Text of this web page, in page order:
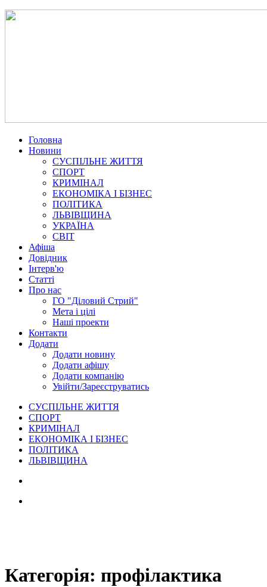
Головна
Новини
СУСПІЛЬНЕ ЖИТТЯ
СПОРТ
КРИМІНАЛ
ЕКОНОМІКА І БІЗНЕС
ПОЛІТИКА
ЛЬВІВЩИНА
УКРАЇНА
СВІТ
Афіша
Довідник
Інтерв'ю
Статті
Про нас
ГО "Діловий Стрий"
Мета і цілі
Наші проекти
Контакти
Додати
Додати новину
Додати афішу
Додати компанію
Увійти/Зареєструватись
СУСПІЛЬНЕ ЖИТТЯ
СПОРТ
КРИМІНАЛ
ЕКОНОМІКА І БІЗНЕС
ПОЛІТИКА
ЛЬВІВЩИНА
Категорія: профілактика